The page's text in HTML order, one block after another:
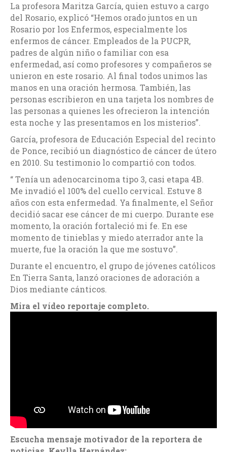
La profesora Maritza García, quien estuvo a cargo
del Rosario, explicó “Hemos orado juntos en un
Rosario por los Enfermos, especialmente los
enfermos de cáncer. Empleados de la PUCPR,
padres de algún niño o familiar con esa
enfermedad, así como profesores y compañeros se
unieron en este rosario. Al final todos unimos las
manos en una oración hermosa. También, las
personas escribieron en una tarjeta los nombres de
las personas a quienes les ofrecieron la intención
esta noche y las presentamos en los misterios”.
García, profesora de Educación Especial del recinto
de Ponce, recibió un diagnóstico de cáncer de útero
en 2010. Su testimonio lo compartió con todos.
“ Tenía un adenocarcinoma tipo 3, casi etapa 4B.
Me invadió el 100% del cuello cervical. Estuve 8
años con esta enfermedad. Ya finalmente, el Señor
decidió sacar ese cáncer de mi cuerpo. Durante ese
momento, la oración fortaleció mi fe. En ese
momento de tinieblas y miedo aterrador ante la
muerte, fue la oración la que me sostuvo”.
Durante el encuentro, el grupo de jóvenes católicos
En Tierra Santa, lanzó oraciones de adoración a
Dios mediante cánticos.
Mira el vídeo reportaje completo.
Escucha mensaje motivador de la reportera de